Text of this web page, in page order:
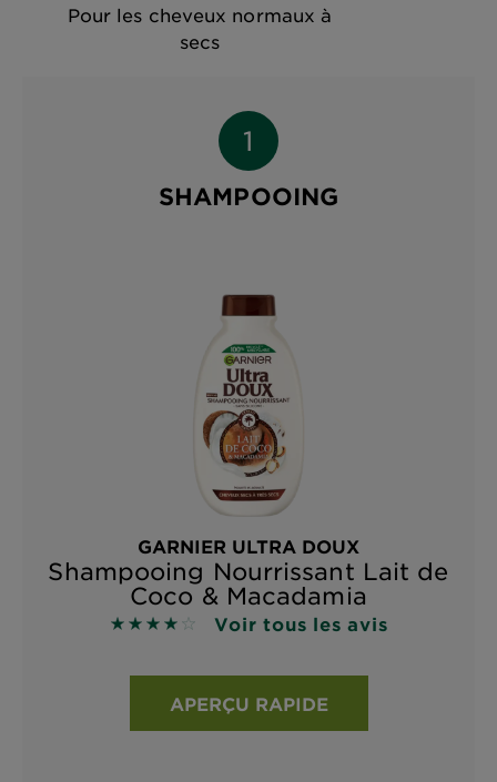
Pour les cheveux normaux à
secs
SHAMPOOING
GARNIER ULTRA DOUX
Shampooing Nourrissant Lait de
Coco & Macadamia
4 sur 5 étoiles basé sur les avis
Voir tous les avis
APERÇU RAPIDE